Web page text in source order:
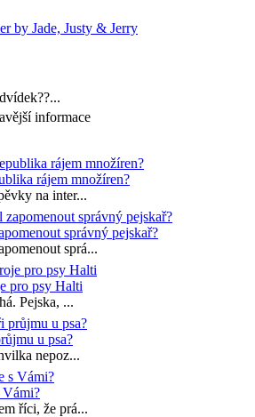
by Jade, Justy & Jerry
informace
rájem množíren?
na inter...
správný pejskař?
sprá...
pro psy Halti
Pejska, ...
u psa?
nepoz...
Vámi?
říci, že prá...